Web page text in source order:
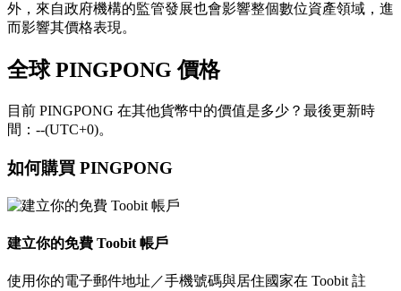
外，來自政府機構的監管發展也會影響整個數位資產領域，進
而影響其價格表現。
全球 PINGPONG 價格
目前 PINGPONG 在其他貨幣中的價值是多少？最後更新時
間：--(UTC+0)。
如何購買 PINGPONG
建立你的免費 Toobit 帳戶
使用你的電子郵件地址／手機號碼與居住國家在 Toobit 註